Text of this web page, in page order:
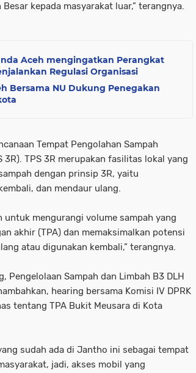
kepada masyarakat luar,” terangnya.
Aceh mengingatkan Perangkat
Regulasi Organisasi
Bersama NU Dukung Penegakan
Tempat Pengolahan Sampah
3R). TPS 3R merupakan fasilitas lokal yang
dengan prinsip 3R, yaitu
dan mendaur ulang.
untuk mengurangi volume sampah yang
akhir (TPA) dan memaksimalkan potensi
atau digunakan kembali,” terangnya.
Pengelolaan Sampah dan Limbah B3 DLH
hearing bersama Komisi IV DPRK
tentang TPA Bukit Meusara di Kota
sudah ada di Jantho ini sebagai tempat
jadi, akses mobil yang